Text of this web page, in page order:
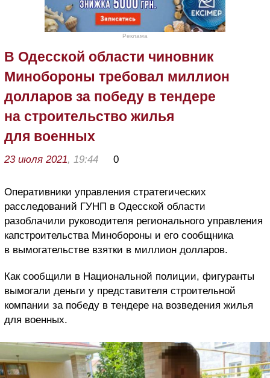
Реклама
В Одесской области чиновник
Минобороны требовал миллион
долларов за победу в тендере
на строительство жилья
для военных
23 июля 2021, 19:44 0
Оперативники управления стратегических
расследований ГУНП в Одесской области
разоблачили руководителя регионального управления
капстроительства Минобороны и его сообщника
в вымогательстве взятки в миллион долларов.
Как сообщили в Национальной полиции, фигуранты
вымогали деньги у представителя строительной
компании за победу в тендере на возведения жилья
для военных.